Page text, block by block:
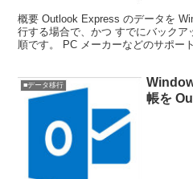
概要 Outlook Express のデータを
行する場合で、かつ すでにバック
順です。 PC メーカーなどのサポー
■データ移行
帳を